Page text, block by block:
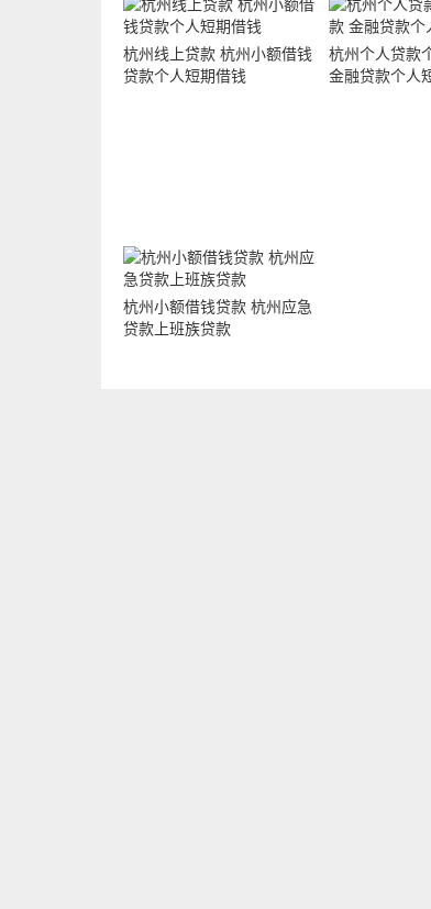
杭州线上贷款 杭州小额借钱
贷款个人短期借钱
杭州个人贷款
金融贷款个人
杭州小额借钱贷款 杭州应急
贷款上班族贷款